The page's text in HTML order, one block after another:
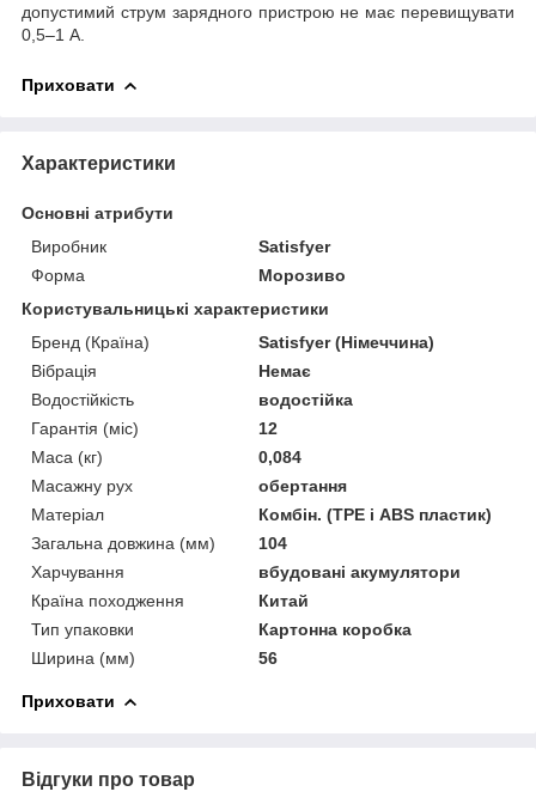
допустимий струм зарядного пристрою не має перевищувати
0,5–1 А.
Приховати
Характеристики
Основні атрибути
Виробник
Satisfyer
Форма
Морозиво
Користувальницькі характеристики
Бренд (Країна)
Satisfyer (Німеччина)
Вібрація
Немає
Водостійкість
водостійка
Гарантія (міс)
12
Маса (кг)
0,084
Масажну рух
обертання
Матеріал
Комбін. (TPE і ABS пластик)
Загальна довжина (мм)
104
Харчування
вбудовані акумулятори
Країна походження
Китай
Тип упаковки
Картонна коробка
Ширина (мм)
56
Приховати
Відгуки про товар